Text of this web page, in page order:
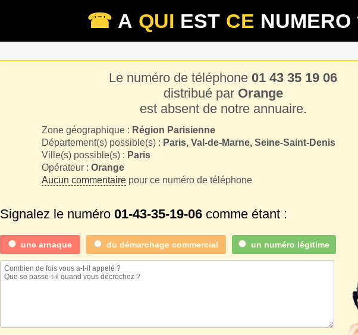
☎ A QUI EST CE NUMERO
Le numéro de téléphone 01 43 35 19 06
distribué par Orange
est absent de notre annuaire.
Zone géographique : Région Parisienne
Département(s) possible(s) : Paris, Val-de-Marne, Seine-Saint-Denis
Ville(s) possible(s) : Paris
Opérateur : Orange
Aucun commentairepour ce numéro de téléphone
Signalez le numéro 01-43-35-19-06 comme étant :
une arnaque du démarchage commercial un numéro légitime